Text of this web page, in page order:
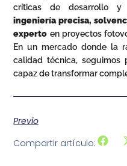
críticas de desarrollo y
ingeniería precisa,
experto en proyectos
En un mercado donde la
calidad técnica, seguimos
capaz de transformar
Previo
Compartir artículo: